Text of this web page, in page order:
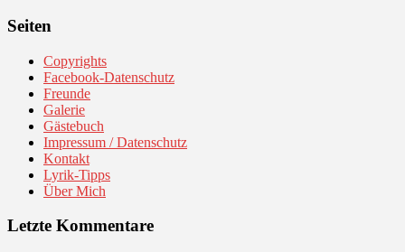
Seiten
Copyrights
Facebook-Datenschutz
Freunde
Galerie
Gästebuch
Impressum / Datenschutz
Kontakt
Lyrik-Tipps
Über Mich
Letzte Kommentare